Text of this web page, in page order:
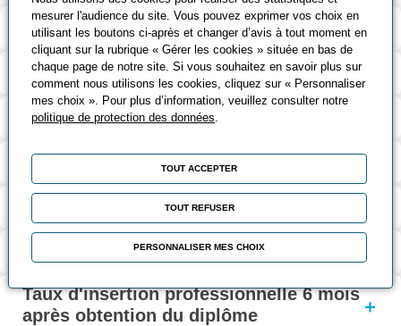
Validation et certification
Modalités d’évaluation
Contact
Coût et financement
Modalités d'inscription
Taux de réussite à l’examen
Taux d'insertion professionnelle 6 mois
après obtention du diplôme
mesurer l'audience du site. Vous pouvez exprimer vos choix en
utilisant les boutons ci-après et changer d’avis à tout moment en
cliquant sur la rubrique « Gérer les cookies » située en bas de
chaque page de notre site. Si vous souhaitez en savoir plus sur
comment nous utilisons les cookies, cliquez sur « Personnaliser
mes choix ». Pour plus d’information, veuillez consulter notre
politique de protection des données.
TOUT ACCEPTER
TOUT REFUSER
PERSONNALISER MES CHOIX